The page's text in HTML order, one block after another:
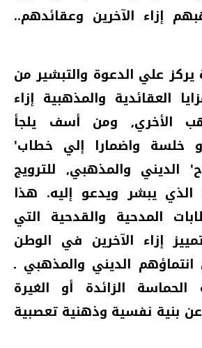
إزاء الآخرين وعقائدهم‏..‏
يركز علي الدعوة والتبشير من
العقائدية والمذهبية إزاء
الأخري‏,‏ ومن أسف يلجأ
خلسة واضمارا إلي خطاب‏'‏
الديني والمذهبي‏,‏ للترويج
الذي يبشر ويدعو إليه‏.‏ هذا
المدحية والقدحية التي
إزاء الآخرين في الوطن
انتماؤهم الديني والمذهبي ـ
الزائدة أو الغيرة
بنية نفسية وذهنية تعصبية